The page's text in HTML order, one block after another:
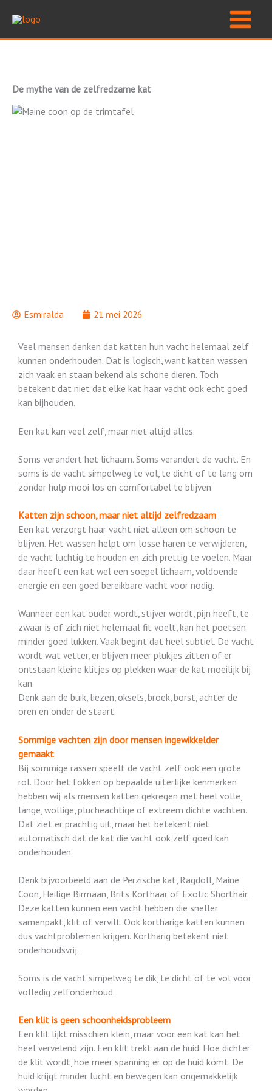
naar
De mythe van de zelfredzame kat
Esmiralda 21 mei 2026
Veel mensen denken dat katten hun vacht helemaal zelf
kunnen onderhouden. Dat is logisch, want katten wassen
zich vaak en staan bekend als schone dieren. Toch
betekent dat niet dat elke kat haar vacht ook echt goed
kan bijhouden.
Een kat kan veel zelf, maar niet altijd alles.
Soms verandert het lichaam. Soms verandert de vacht. En
soms is de vacht simpelweg te vol, te dicht of te lang om
zonder hulp mooi los en comfortabel te blijven.
Katten zijn schoon, maar niet altijd zelfredzaam
Een kat verzorgt haar vacht niet alleen om schoon te
blijven. Het wassen helpt om losse haren te verwijderen,
de vacht luchtig te houden en zich prettig te voelen. Maar
daar heeft een kat wel een soepel lichaam, voldoende
energie en een goed bereikbare vacht voor nodig.
Wanneer een kat ouder wordt, stijver wordt, pijn heeft, te
zwaar is of zich niet helemaal fit voelt, kan het poetsen
minder goed lukken. Vaak begint dat heel subtiel. De vacht
wordt wat vetter, er blijven meer plukjes zitten of er
ontstaan kleine klitjes op plekken waar de kat moeilijk bij
kan.
Denk aan de buik, liezen, oksels, broek, borst, achter de
oren en onder de staart.
Sommige vachten zijn door mensen ingewikkelder
gemaakt
Bij sommige rassen speelt de vacht zelf ook een grote
rol. Door het fokken op bepaalde uiterlijke kenmerken
hebben wij als mensen katten gekregen met heel volle,
lange, wollige, plucheachtige of extreem dichte vachten.
Dat ziet er prachtig uit, maar het betekent niet
automatisch dat de kat die vacht ook zelf goed kan
onderhouden.
Denk bijvoorbeeld aan de Perzische kat, Ragdoll, Maine
Coon, Heilige Birmaan, Brits Korthaar of Exotic Shorthair.
Deze katten kunnen een vacht hebben die sneller
samenpakt, klit of vervilt. Ook kortharige katten kunnen
dus vachtproblemen krijgen. Kortharig betekent niet
onderhoudsvrij.
Soms is de vacht simpelweg te dik, te dicht of te vol voor
volledig zelfonderhoud.
Een klit is geen schoonheidsprobleem
Een klit lijkt misschien klein, maar voor een kat kan het
heel vervelend zijn. Een klit trekt aan de huid. Hoe dichter
de klit wordt, hoe meer spanning er op de huid komt. De
huid krijgt minder lucht en bewegen kan ongemakkelijk